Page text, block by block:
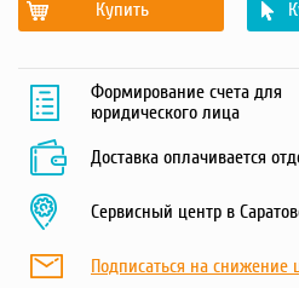
Купить
Формирование счета для
юридического лица
Доставка оплачивается
Сервисный центр в
Подписаться на снижение